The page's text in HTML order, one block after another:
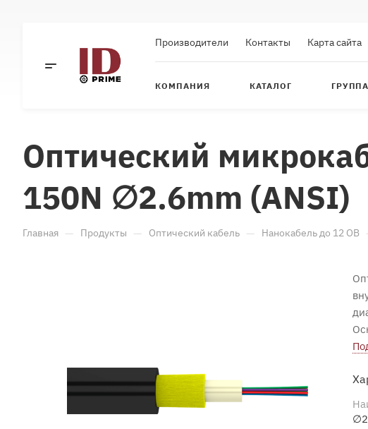
Производители Контакты Карта сайта
КОМПАНИЯ КАТАЛОГ
Оптический
150N ∅2.6mm (ANSI)
Главная — Продукты — Оптический кабель — Нанокабель до 12 ОВ